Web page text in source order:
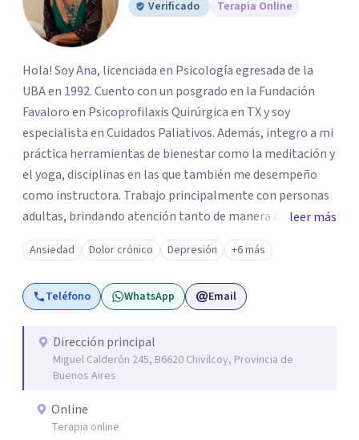
Verificado Terapia Online
Hola! Soy Ana, licenciada en Psicología egresada de la
UBA en 1992. Cuento con un posgrado en la Fundación
Favaloro en Psicoprofilaxis Quirúrgica en TX y soy
especialista en Cuidados Paliativos. Además, integro a mi
práctica herramientas de bienestar como la meditación y
el yoga, disciplinas en las que también me desempeño
como instructora. Trabajo principalmente con personas
adultas, brindando atención tanto de manera online
como en el consultorio, adaptándome a las necesidades
de cada paciente. Acompaño procesos vinculados a la
ansiedad, la depresión, el estrés, el duelo, el dolor crónico
y distintos momentos vitales que requieren contención,
leer más
Ansiedad Dolor crónico Depresión +6 más
Teléfono WhatsApp Email
Dirección principal
Miguel Calderón 245, B6620 Chivilcoy, Provincia de
Buenos Aires
Online
Terapia online